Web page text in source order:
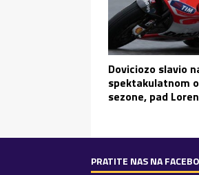
Doviciozo slavio
spektakulatnom
sezone, pad
PRATITE NAS NA